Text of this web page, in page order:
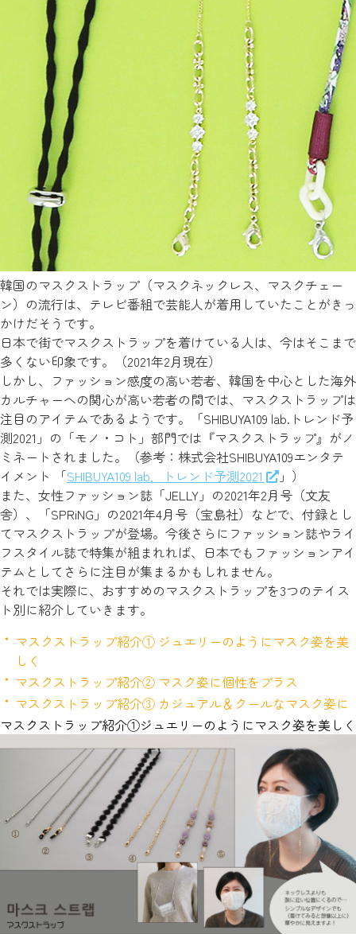
韓国のマスクストラップ（マスクネックレス、マスクチェー
ン）の流行は、テレビ番組で芸能人が着用していたことがきっ
かけだそうです。
日本で街でマスクストラップを着けている人は、今はそこまで
多くない印象です。（2021年2月現在）
しかし、ファッション感度の高い若者、韓国を中心とした海外
カルチャーへの関心が高い若者の間では、マスクストラップは
注目のアイテムであるようです。「SHIBUYA109 lab.トレンド予
測2021」の「モノ・コト」部門では『マスクストラップ』がノ
ミネートされました。（参考：株式会社SHIBUYA109エンタテ
イメント 「SHIBUYA109 lab．トレンド予測2021
」）
また、女性ファッション誌「JELLY」の2021年2月号（文友
舎）、「SPRiNG」の2021年4月号（宝島社）などで、付録とし
てマスクストラップが登場。今後さらにファッション誌やライ
フスタイル誌で特集が組まれれば、日本でもファッションアイ
テムとしてさらに注目が集まるかもしれません。
それでは実際に、おすすめのマスクストラップを3つのテイス
ト別に紹介していきます。
マスクストラップ紹介① ジュエリーのようにマスク姿を美
しく
マスクストラップ紹介② マスク姿に個性をプラス
マスクストラップ紹介③ カジュアル＆クールなマスク姿に
マスクストラップ紹介①ジュエリーのようにマスク姿を美しく